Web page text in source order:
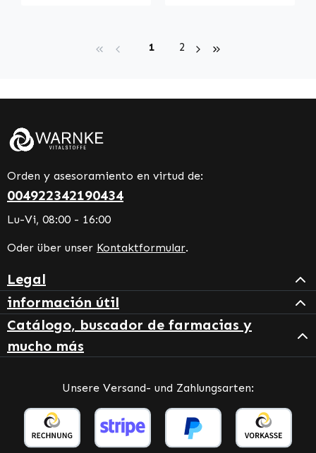
Seite
1 Seite
2
Orden y asesoramiento en virtud de:
004922342190434
Lu-Vi, 08:00 - 16:00
Oder über unser Kontaktformular.
Legal
información útil
Catálogo, buscador de farmacias y
mucho más
Unsere Versand- und Zahlungsarten: